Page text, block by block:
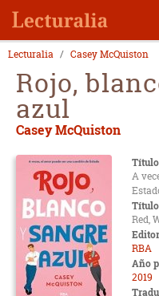
Lecturalia Casey McQuiston
Rojo,
azul
Casey McQuiston
A
Red,
RBA
Año
2019